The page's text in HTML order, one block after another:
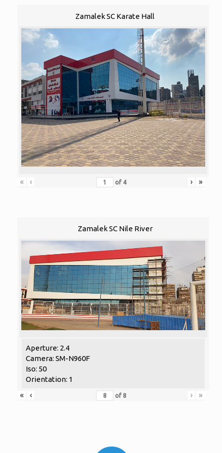
Zamalek SC Karate Hall
« ‹ of 4 › »
Zamalek SC Nile River
Aperture: 2.4
Camera: SM-N960F
Iso: 50
Orientation: 1
«
‹ of 8 › »